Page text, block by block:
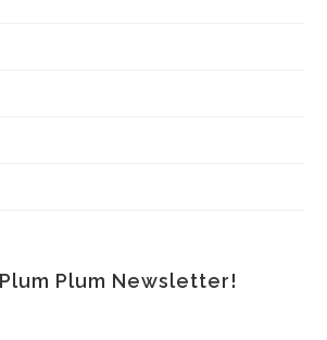
Plum Newsletter!